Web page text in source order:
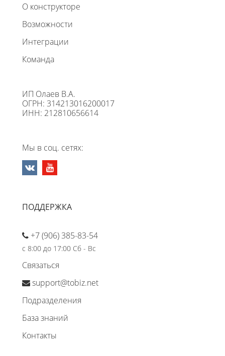
О конструкторе
Возможности
Интеграции
Команда
ИП Олаев В.А.
ОГРН: 314213016200017
ИНН: 212810656614
Мы в соц. сетях:
ПОДДЕРЖКА
+7 (906) 385-83-54
с 8:00 до 17:00 Сб - Вс
Связаться
support@tobiz.net
Подразделения
База знаний
Контакты